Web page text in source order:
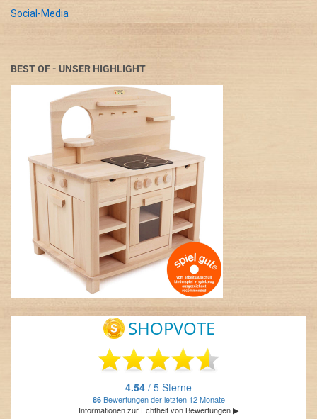
Social-Media
BEST OF - UNSER HIGHLIGHT